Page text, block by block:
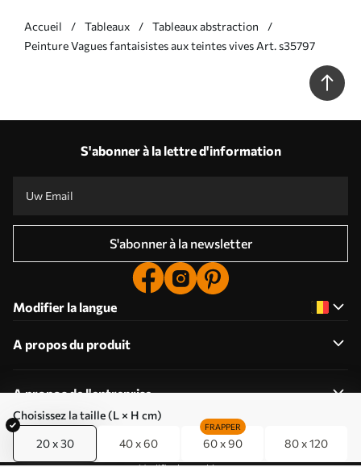
Choisissez la taille (L × H cm)
20 x 30 40 x 60 60 x 90
FRAPPER
80 x 120
Accueil Tableaux
Tableaux abstraction
Peinture Vagues fantaisistes aux teintes vives Art. s35797
S'abonner à la lettre d'information
S'abonner à la newsletter
Modifier la langue
A propos du produit
A propos de l'entreprise